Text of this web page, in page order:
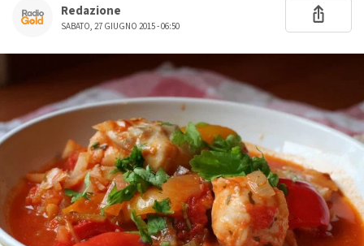
Redazione
SABATO, 27 GIUGNO 2015 - 06:50